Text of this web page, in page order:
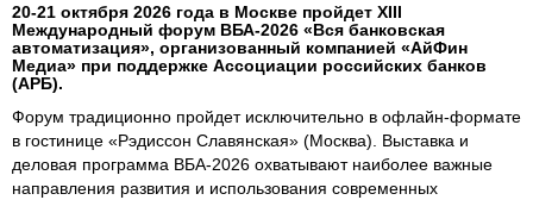
20-21 октября 2026 года в Москве пройдет XIII
Международный форум ВБА-2026 «Вся банковская
автоматизация», организованный компанией «АйФин
Медиа» при поддержке Ассоциации российских банков
(АРБ).
Форум традиционно пройдет исключительно в офлайн-формате
в гостинице «Рэдиссон Славянская» (Москва). Выставка и
деловая программа ВБА-2026 охватывают наиболее важные
направления развития и использования современных